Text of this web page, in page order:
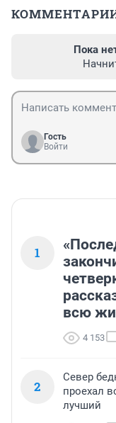
Пока
Гость
Войти
1
всю
4 153
2
Север
проехал
лучший